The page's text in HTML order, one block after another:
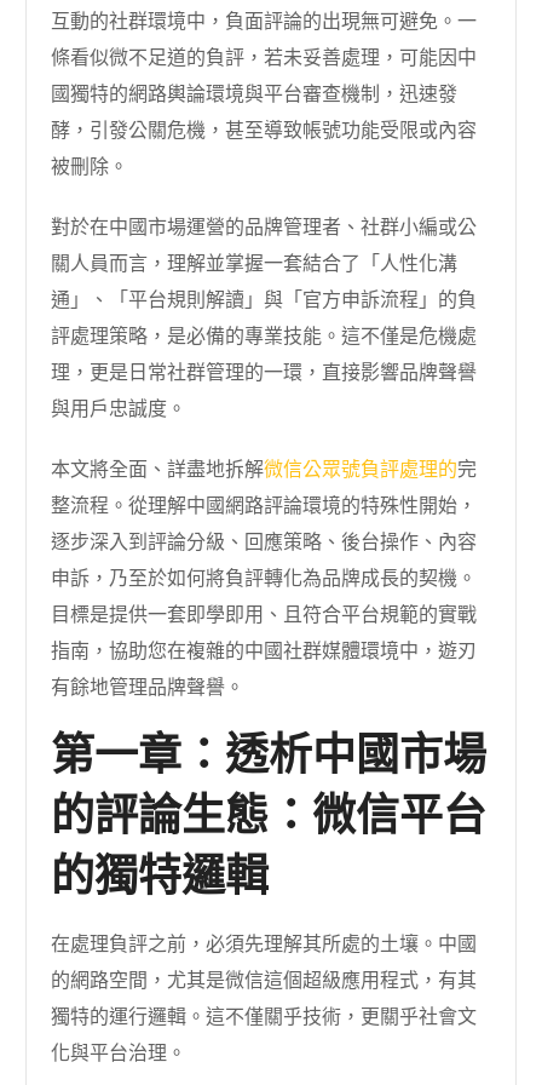
互動的社群環境中，負面評論的出現無可避免。一
條看似微不足道的負評，若未妥善處理，可能因中
國獨特的網路輿論環境與平台審查機制，迅速發
酵，引發公關危機，甚至導致帳號功能受限或內容
被刪除。
對於在中國市場運營的品牌管理者、社群小編或公
關人員而言，理解並掌握一套結合了「人性化溝
通」、「平台規則解讀」與「官方申訴流程」的負
評處理策略，是必備的專業技能。這不僅是危機處
理，更是日常社群管理的一環，直接影響品牌聲譽
與用戶忠誠度。
本文將全面、詳盡地拆解微信公眾號負評處理的完
整流程。從理解中國網路評論環境的特殊性開始，
逐步深入到評論分級、回應策略、後台操作、內容
申訴，乃至於如何將負評轉化為品牌成長的契機。
目標是提供一套即學即用、且符合平台規範的實戰
指南，協助您在複雜的中國社群媒體環境中，遊刃
有餘地管理品牌聲譽。
第一章：透析中國市場
的評論生態：微信平台
的獨特邏輯
在處理負評之前，必須先理解其所處的土壤。中國
的網路空間，尤其是微信這個超級應用程式，有其
獨特的運行邏輯。這不僅關乎技術，更關乎社會文
化與平台治理。